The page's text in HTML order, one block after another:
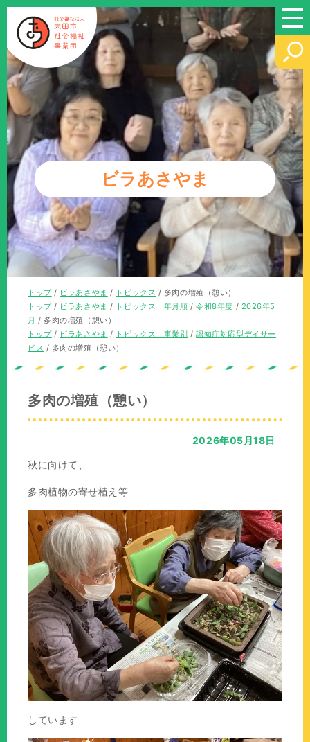
このページの本文へ
ビラあさやま
現
在
の
位
置：
トップ/ ビラあさやま / トピックス / 多肉の増殖（憩い）
現
在
の
位
トップ/ ビラあさやま / トピックス 年月順 /令和8年度 / 2026年5
月 / 多肉の増殖（憩い）
現
在
トップ/ ビラあさやま / トピックス 事業別 /認知症対応型デイサー
ビス / 多肉の増殖（憩い）
多肉の増殖（憩い）
2026年05月18日
秋に向けて、
多肉植物の寄せ植え等
しています